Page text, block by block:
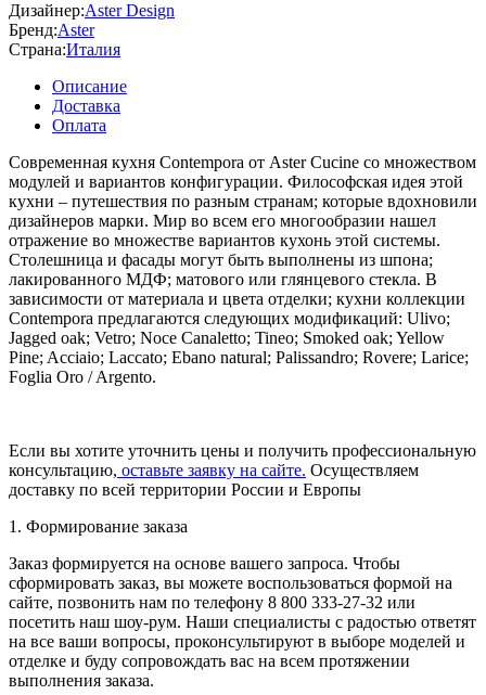
Дизайнер:Aster Design
Бренд:Aster
Страна:Италия
Описание
Доставка
Оплата
Современная кухня Contempora от Aster Cucine со множеством
модулей и вариантов конфигурации. Философская идея этой
кухни – путешествия по разным странам; которые вдохновили
дизайнеров марки. Мир во всем его многообразии нашел
отражение во множестве вариантов кухонь этой системы.
Столешница и фасады могут быть выполнены из шпона;
лакированного МДФ; матового или глянцевого стекла. В
зависимости от материала и цвета отделки; кухни коллекции
Contempora предлагаются следующих модификаций: Ulivo;
Jagged oak; Vetro; Noce Canaletto; Tineo; Smoked oak; Yellow
Pine; Acciaio; Laccato; Ebano natural; Palissandro; Rovere; Larice;
Foglia Oro / Argento.
Если вы хотите уточнить цены и получить профессиональную
консультацию, оставьте заявку на сайте. Осуществляем
доставку по всей территории России и Европы
1. Формирование заказа
Заказ формируется на основе вашего запроса. Чтобы
сформировать заказ, вы можете воспользоваться формой на
сайте, позвонить нам по телефону 8 800 333-27-32 или
посетить наш шоу-рум. Наши специалисты с радостью ответят
на все ваши вопросы, проконсультируют в выборе моделей и
отделке и буду сопровождать вас на всем протяжении
выполнения заказа.